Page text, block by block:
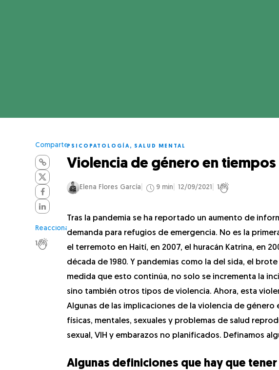
Comparte
Reacciona
1
PSICOPATOLOGÍA, SALUD MENTAL
Violencia de género en
Elena Flores García 9 min 12/09/2021 1
Tras la pandemia se ha reportado un aumento de
demanda para refugios de emergencia. No es la
el terremoto en Haití, en 2007, el huracán Katrina, en
década de 1980. Y pandemias como la del sida, el
medida que esto continúa, no solo se incrementa la
sino también otros tipos de violencia. Ahora, esta
Algunas de las implicaciones de la violencia de
físicas, mentales, sexuales y problemas de salud
sexual, VIH y embarazos no planificados. Definamos
Algunas definiciones que hay que tener